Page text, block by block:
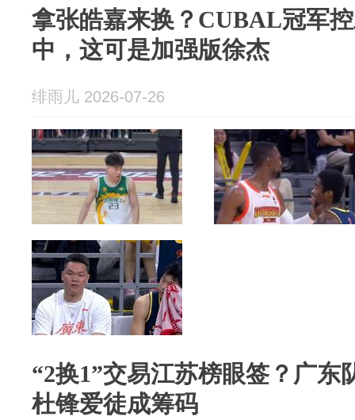
拿张皓嘉来换？CUBAL冠军
中，这可是加强版徐杰
绯雨儿 2026-07-26
“2换1”交易江苏榜眼签？广东
杜锋爱徒成筹码